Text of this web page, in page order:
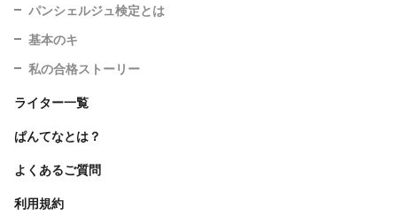
パンシェルジュ検定とは
基本のキ
私の合格ストーリー
ライター一覧
ぱんてなとは？
よくあるご質問
利用規約